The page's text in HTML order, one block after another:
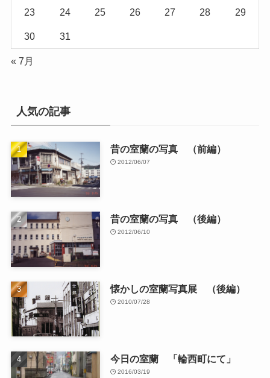
23 24 25 26 27 28 29
30 31
« 7月
人気の記事
昔の室蘭の写真 （前編）
2012/06/07
昔の室蘭の写真 （後編）
2012/06/10
懐かしの室蘭写真展 （後編）
2010/07/28
今日の室蘭 「輪西町にて」
2016/03/19